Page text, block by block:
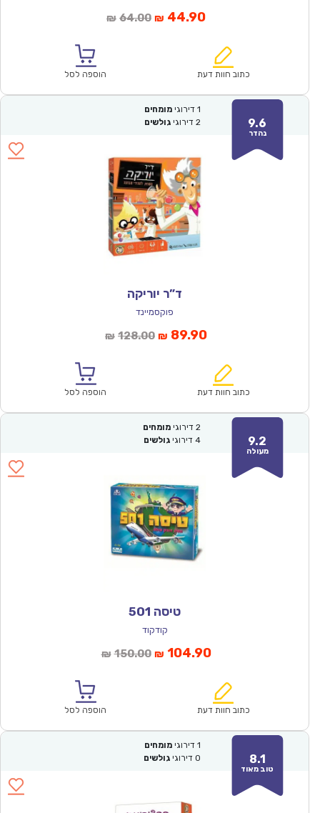
₪ 64.00המחיר
₪64.00.
₪ 44.90המחיר
הוא:
כתוב חוות דעת הוספה לסל
9.6
נהדר
1 דירוגי מומחים
2 דירוגי גולשים
ד”ר יוריקה
פוקסמיינד
₪ 128.00המחיר
₪128.00.
₪ 89.90המחיר
הוא:
כתוב חוות דעת הוספה לסל
9.2
מעולה
2 דירוגי מומחים
4 דירוגי גולשים
טיסה 501
קודקוד
₪ 150.00המחיר
₪150.00.
₪ 104.90המחיר
הוא:
כתוב חוות דעת הוספה לסל
8.1
טוב מאוד
1 דירוגי מומחים
0 דירוגי גולשים